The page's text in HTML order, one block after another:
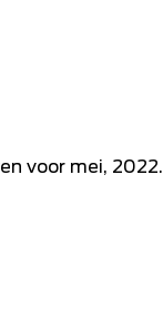
voor mei, 2022.